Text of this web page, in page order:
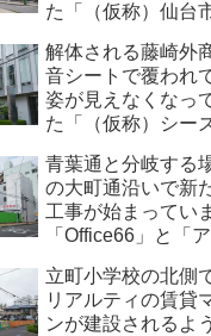
た「（仮称）仙台
解体工事」・2026
解体される藤崎外
音シートで覆われ
姿が見えなくなっ
た「（仮称）シー
2026年8月
青葉通と分岐する
の大町通沿いで新
工事が始まってい
「Office66」と「
2026年8月
立町小学校の北側
リアルティの賃貸
ンが建設されるよ